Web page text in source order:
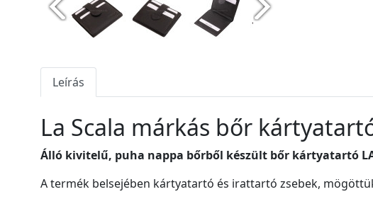
Leírás
La Scala márkás bőr
Álló kivitelű, puha nappa bőrből készült bőr kártyatartó
A termék belsejében kártyatartó és irattartó zsebek,